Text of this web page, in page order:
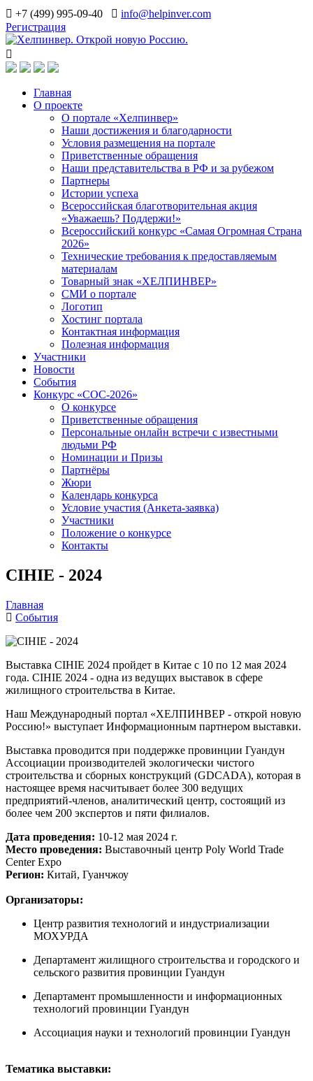
+7 (499) 995-09-40
info@helpinver.com
Регистрация
Главная
О проекте
О портале «Хелпинвер»
Наши достижения и благодарности
Условия размещения на портале
Приветственные обращения
Наши представительства в РФ и за рубежом
Партнеры
Истории успеха
Всероссийская благотворительная акция
«Уважаешь? Поддержи!»
Всероссийский конкурс «Самая Огромная Страна
2026»
Технические требования к предоставляемым
материалам
Товарный знак «ХЕЛПИНВЕР»
СМИ о портале
Логотип
Хостинг портала
Контактная информация
Полезная информация
Участники
Новости
События
Конкурс «СОС-2026»
О конкурсе
Приветственные обращения
Персональные онлайн встречи с известными
людьми РФ
Номинации и Призы
Партнёры
Жюри
Календарь конкурса
Условие участия (Анкета-заявка)
Участники
Положение о конкурсе
Контакты
CIHIE - 2024
Главная
События
Выставка CIHIE 2024 пройдет в Китае с 10 по 12 мая 2024
года. CIHIE 2024 - одна из ведущих выставок в сфере
жилищного строительства в Китае.
Наш Международный портал «ХЕЛПИНВЕР - открой новую
Россию!» выступает Информационным партнером выставки.
Выставка проводится при поддержке провинции Гуандун
Ассоциации производителей экологически чистого
строительства и сборных конструкций (GDCADA), которая в
настоящее время насчитывает более 300 ведущих
предприятий-членов, аналитический центр, состоящий из
более чем 200 экспертов и пяти филиалов.
Дата проведения: 10-12 мая 2024 г.
Место проведения: Выставочный центр Poly World Trade
Center Expo
Регион: Китай, Гуанчжоу
Организаторы:
Центр развития технологий и индустриализации
МОХУРДА
Департамент жилищного строительства и городского и
сельского развития провинции Гуандун
Департамент промышленности и информационных
технологий провинции Гуандун
Ассоциация науки и технологий провинции Гуандун
Тематика выставки: